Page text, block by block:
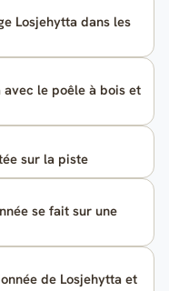
Losjehytta dans les
le poêle à bois et
sur la piste
se fait sur une
de Losjehytta et